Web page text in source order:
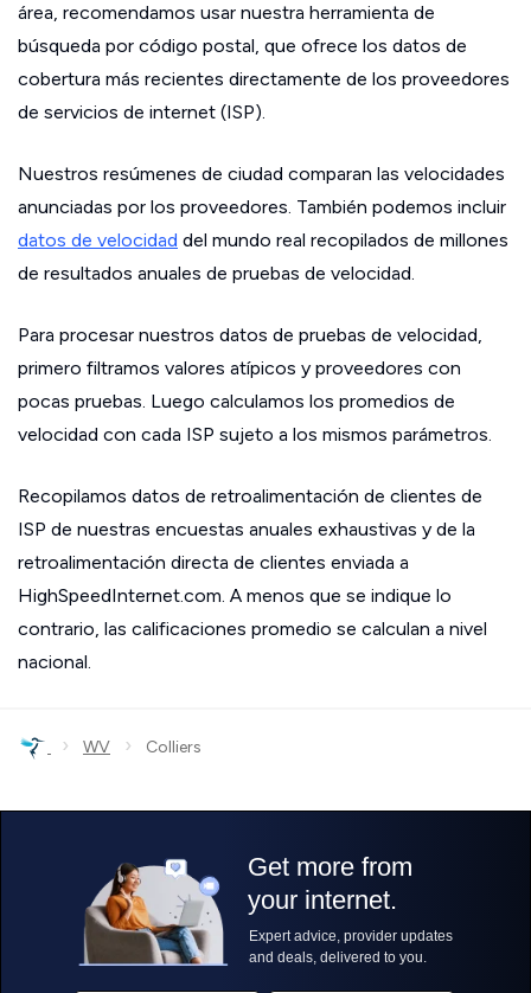
área, recomendamos usar nuestra herramienta de
búsqueda por código postal, que ofrece los datos de
cobertura más recientes directamente de los proveedores
de servicios de internet (ISP).
Nuestros resúmenes de ciudad comparan las velocidades
anunciadas por los proveedores. También podemos incluir
datos de velocidad del mundo real recopilados de millones
de resultados anuales de pruebas de velocidad.
Para procesar nuestros datos de pruebas de velocidad,
primero filtramos valores atípicos y proveedores con
pocas pruebas. Luego calculamos los promedios de
velocidad con cada ISP sujeto a los mismos parámetros.
Recopilamos datos de retroalimentación de clientes de
ISP de nuestras encuestas anuales exhaustivas y de la
retroalimentación directa de clientes enviada a
HighSpeedInternet.com. A menos que se indique lo
contrario, las calificaciones promedio se calculan a nivel
nacional.
› WV › Colliers